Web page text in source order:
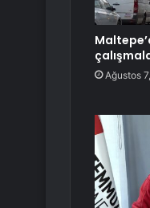
Ağustos